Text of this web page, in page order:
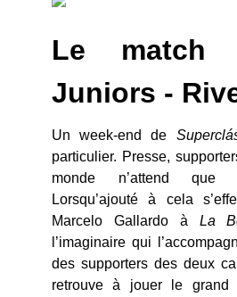
Le match
Juniors -
Un week-end de
particulier. Presse,
monde n’attend que
Lorsqu’ajouté à cela
Marcelo Gallardo à La
l’imaginaire qui
des supporters des deux
retrouve à jouer le grand